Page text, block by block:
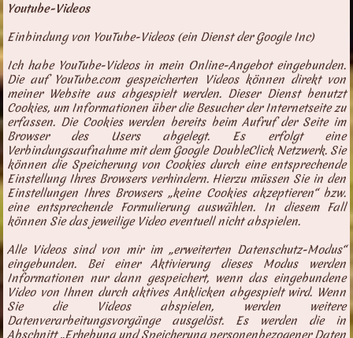
Youtube-Videos
Einbindung von YouTube-Videos (ein Dienst der Google Inc)
Ich habe YouTube-Videos in mein Online-Angebot eingebunden.
Die auf YouTube.com gespeicherten Videos können direkt von
meiner Website aus abgespielt werden. Dieser Dienst benutzt
Cookies, um Informationen über die Besucher der Internetseite zu
erfassen. Die Cookies werden bereits beim Aufruf der Seite im
Browser des Users abgelegt. Es erfolgt eine
Verbindungsaufnahme mit dem Google DoubleClick Netzwerk. Sie
können die Speicherung von Cookies durch eine entsprechende
Einstellung Ihres Browsers verhindern. Hierzu müssen Sie in den
Einstellungen Ihres Browsers „keine Cookies akzeptieren“ bzw.
eine entsprechende Formulierung auswählen. In diesem Fall
können Sie das jeweilige Video eventuell nicht abspielen.
Alle Videos sind von mir im „erweiterten Datenschutz-Modus“
eingebunden. Bei einer Aktivierung dieses Modus werden
Informationen nur dann gespeichert, wenn das eingebundene
Video von Ihnen durch aktives Anklicken abgespielt wird. Wenn
Sie die Videos abspielen, werden weitere
Datenverarbeitungsvorgänge ausgelöst. Es werden die in